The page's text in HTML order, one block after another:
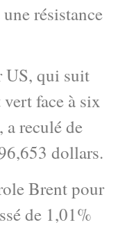
résistance
US, qui suit
face à six
a reculé de
dollars.
Brent pour
de 1,01%